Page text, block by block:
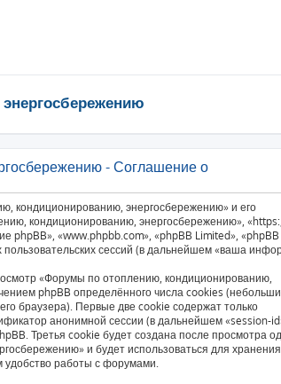
- Соглашение о
кондиционированию, энергосбережению» и его
кондиционированию, энергосбережению»,
phpBB», «www.phpbb.com», «phpBB Limited», «phpBB
сессий (в дальнейшем «ваша
«Форумы по отоплению, кондиционированию,
phpBB определённого числа cookies
браузера). Первые две cookie содержат только
анонимной сессии (в дальнейшем «session-
Третья cookie будет создана после просмотра
и будет использоваться для хранения
работы с форумами.